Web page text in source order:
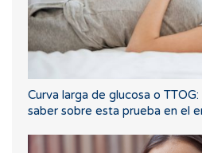
Curva larga de glucosa o
saber sobre esta prueba en el